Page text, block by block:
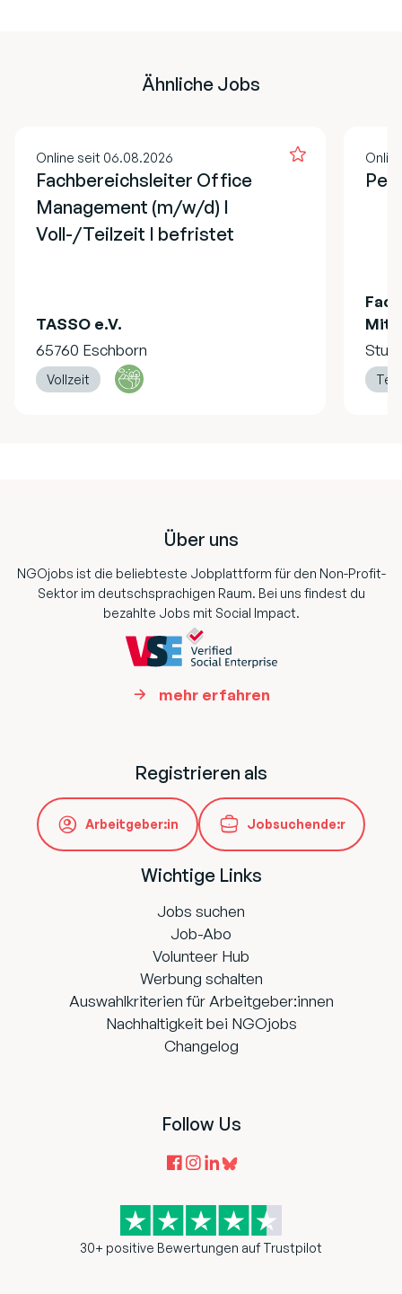
Ähnliche Jobs
Online seit 06.08.2026
Fachbereichsleiter Office
Management (m/w/d) I
Voll-/Teilzeit I befristet
TASSO e.V.
65760 Eschborn
Vollzeit
Über uns
NGOjobs ist die beliebteste Jobplattform für den Non-Profit-
Sektor im deutschsprachigen Raum. Bei uns findest du
bezahlte Jobs mit Social Impact.
mehr erfahren
Registrieren als
Arbeitgeber:in Jobsuchende:r
Wichtige Links
Jobs suchen
Job-Abo
Volunteer Hub
Werbung schalten
Auswahlkriterien für Arbeitgeber:innen
Nachhaltigkeit bei NGOjobs
Changelog
Follow Us
30+ positive Bewertungen auf Trustpilot